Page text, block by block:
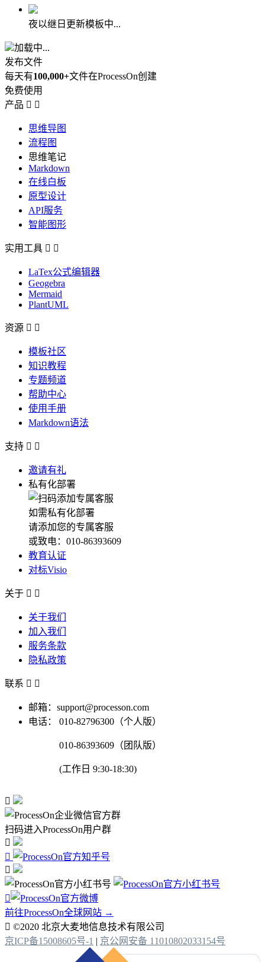
夜以继日更新模板中...
加载中...
发布文件
每天有100,000+文件在ProcessOn创建
免费使用
产品  
思维导图
流程图
思维笔记
Markdown
在线白板
原型设计
API服务
智能图形
实用工具  
LaTex公式编辑器
Geogebra
Mermaid
PlantUML
资源  
模板社区
知识教程
专题频道
帮助中心
使用手册
Markdown语法
支持  
邀请有礼
私有化部署
如需私有化部署
请添加您的专属客服
或致电：010-86393609
教育认证
对标Visio
关于  
关于我们
加入我们
服务条款
隐私政策
联系  
邮箱：support@processon.com
电话：
010-82796300（个人版）
010-86393609（团队版）
(工作日 9:30-18:30)

扫码进入ProcessOn用户群




前往ProcessOn全球网站 →
 ©2020 北京大麦地信息技术有限公司
京ICP备15008605号-1 | 京公网安备 11010802033154号